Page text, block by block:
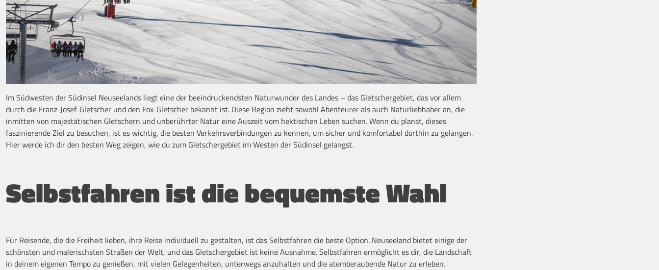
Im Südwesten der Südinsel Neuseelands liegt eine der beeindruckendsten Naturwunder des Landes – das Gletschergebiet, das vor allem
durch die Franz-Josef-Gletscher und den Fox-Gletscher bekannt ist. Diese Region zieht sowohl Abenteurer als auch Naturliebhaber an, die
inmitten von majestätischen Gletschern und unberührter Natur eine Auszeit vom hektischen Leben suchen. Wenn du planst, dieses
faszinierende Ziel zu besuchen, ist es wichtig, die besten Verkehrsverbindungen zu kennen, um sicher und komfortabel dorthin zu gelangen.
Hier werde ich dir den besten Weg zeigen, wie du zum Gletschergebiet im Westen der Südinsel gelangst.
Selbstfahren ist die bequemste Wahl
Für Reisende, die die Freiheit lieben, ihre Reise individuell zu gestalten, ist das Selbstfahren die beste Option. Neuseeland bietet einige der
schönsten und malerischsten Straßen der Welt, und das Gletschergebiet ist keine Ausnahme. Selbstfahren ermöglicht es dir, die Landschaft
in deinem eigenen Tempo zu genießen, mit vielen Gelegenheiten, unterwegs anzuhalten und die atemberaubende Natur zu erleben.